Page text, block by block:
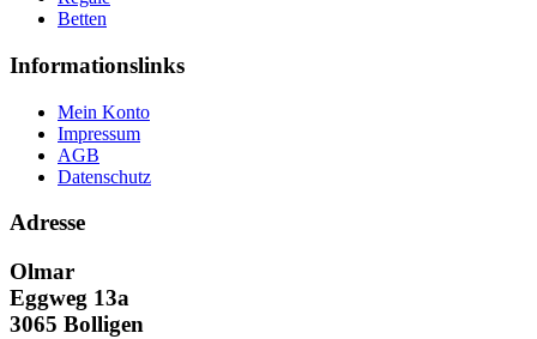
Betten
Informationslinks
Mein Konto
Impressum
AGB
Datenschutz
Adresse
Olmar
Eggweg 13a
3065 Bolligen